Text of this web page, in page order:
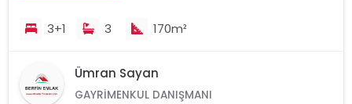
3+1 3 170m²
Ümran Sayan
GAYRIMENKUL DANIŞMANI